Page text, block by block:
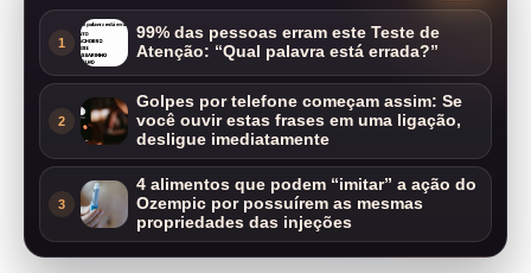
1
99% das pessoas erram este Teste de
Atenção: “Qual palavra está errada?”
2
Golpes por telefone começam assim: Se
você ouvir estas frases em uma ligação,
desligue imediatamente
3
4 alimentos que podem “imitar” a ação do
Ozempic por possuírem as mesmas
propriedades das injeções